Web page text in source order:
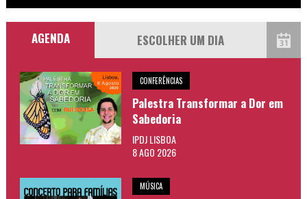
AGENDA
CONFERÊNCIAS
Palestra Transformar a Dor em
Sabedoria
IPDJ LISBOA
8 AGO 2026
MÚSICA